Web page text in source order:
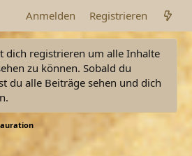
Anmelden Registrieren
dich registrieren um alle Inhalte
zu können. Sobald du
du alle Beiträge sehen und dich